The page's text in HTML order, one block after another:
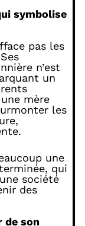
symbolise
pas les
n’est
un
mère
les
une
qui
société
des
de son